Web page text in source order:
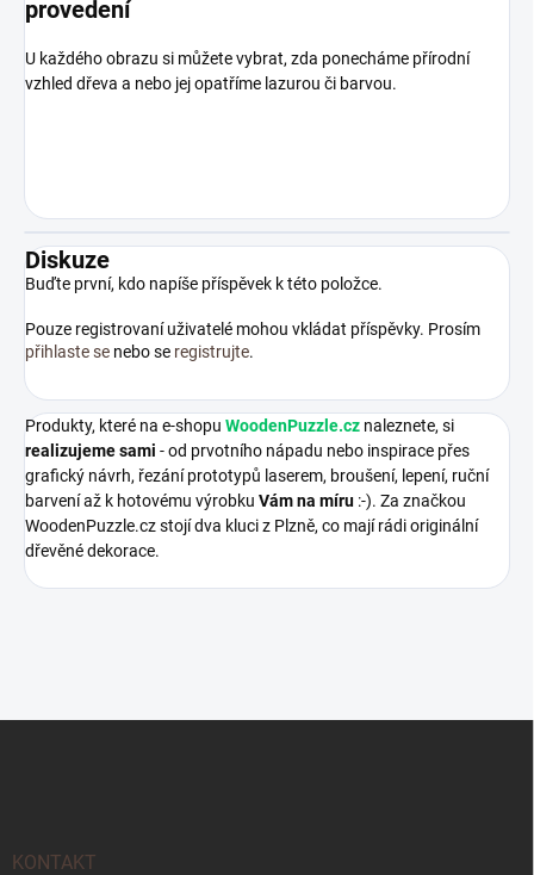
provedení
U každého obrazu si můžete vybrat, zda ponecháme přírodní
vzhled dřeva a nebo jej opatříme lazurou či barvou.
Diskuze
Buďte první, kdo napíše příspěvek k této položce.
Pouze registrovaní uživatelé mohou vkládat příspěvky. Prosím
přihlaste se nebo se registrujte.
Produkty, které na e-shopu WoodenPuzzle.cz naleznete, si
realizujeme sami - od prvotního nápadu nebo inspirace přes
grafický návrh, řezání prototypů laserem, broušení, lepení, ruční
barvení až k hotovému výrobku Vám na míru :-). Za značkou
WoodenPuzzle.cz stojí dva kluci z Plzně, co mají rádi originální
dřevěné dekorace.
KONTAKT